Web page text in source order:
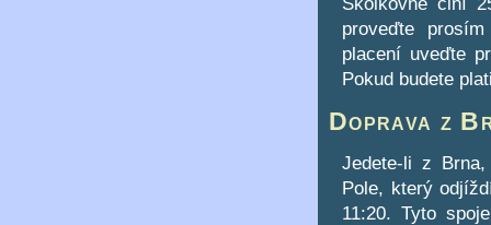
proveďte
placení uveďte
Pokud budete
Doprava z
Jedete-li z
Pole, který
11:20. Tyto